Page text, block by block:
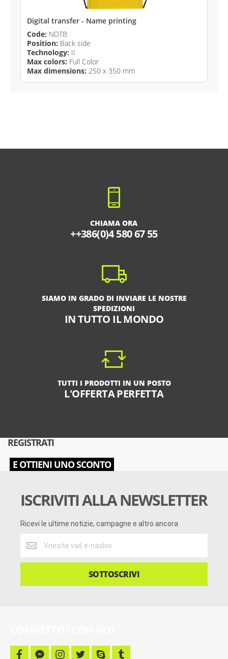
Digital transfer - Name printing
Code: NDTB
Position: Back side
Technology: II
Max colors: Full Color
Max dimensions: 250 x 350 mm
CHIAMA ORA
++386(0)4 580 67 55
SIAMO IN GRADO DI INVIARE LE NOSTRE
SPEDIZIONI
IN TUTTO IL MONDO
TUTTI I PRODOTTI IN UN POSTO
L'OFFERTA PERFETTA
REGISTRATI
E OTTIENI UNO SCONTO
ISCRIVITI ALLA NEWSLETTER
Ricevi le ultime notizie, campagne e altro ancora
SOTTOSCRIVI